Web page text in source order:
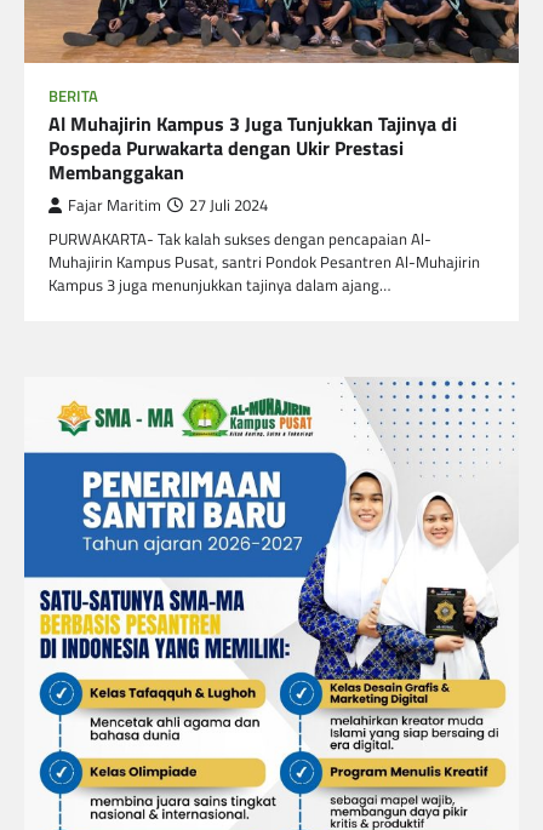
BERITA
Al Muhajirin Kampus 3 Juga Tunjukkan Tajinya di
Pospeda Purwakarta dengan Ukir Prestasi
Membanggakan
Fajar Maritim 27 Juli 2024
PURWAKARTA- Tak kalah sukses dengan pencapaian Al-
Muhajirin Kampus Pusat, santri Pondok Pesantren Al-Muhajirin
Kampus 3 juga menunjukkan tajinya dalam ajang…